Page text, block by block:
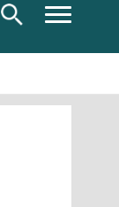
Toggle
navigation